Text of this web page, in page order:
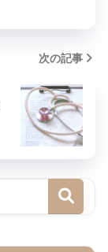
次の記事